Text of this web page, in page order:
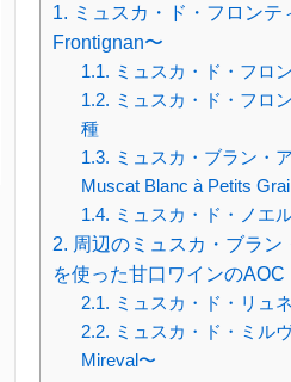
ミュスカ・ド・フロン
Frontignan〜
ミュスカ・ド・フロ
ミュスカ・ド・フロ
種
ミュスカ・ブラン・
Muscat Blanc à Petits
ミュスカ・ド・ノエ
周辺のミュスカ・ブラン
を使った甘口ワインのAOC
ミュスカ・ド・リュ
ミュスカ・ド・ミル
Mireval〜